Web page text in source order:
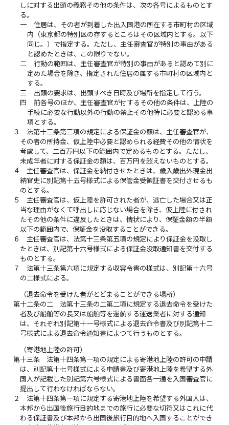
しに対する出頭の義務その他の条件は、次の各号によるものとす
る。
一
住居は、その者が到着した出入国港の所在する市町村の区域
内（東京都の特別区の存するところはその区域内とする。以下
同じ。）で指定する。ただし、主任審査官が特別の事由がある
と認めたときは、この限りでない。
二
行動の範囲は、主任審査官が特別の事由があると認めて別に
定めた場合を除き、指定された住居の属する市町村の区域内と
する。
三
出頭の要求は、出頭すべき日時及び場所を指定して行う。
四
前各号のほか、主任審査官が付するその他の条件は、上陸の
手続に必要な行動以外の行動の禁止その他特に必要と認める事
項とする。
３
法第十三条第三項の規定による保証金の額は、主任審査官が、
その者の所持金、仮上陸中必要と認められる経費その他の情状を
考慮して、二百万円以下の範囲内で定めるものとする。ただし、
未成年者に対する保証金の額は、百万円を超えないものとする。
４
主任審査官は、保証金を納付させたときは、歳入歳出外現金出
納官吏に別記第十五号様式による保管金受領証書を交付させるも
のとする。
５
主任審査官は、仮上陸を許可された者が、逃亡した場合又は正
当な理由がなくて呼出しに応じない場合を除き、仮上陸に付され
たその他の条件に違反したときは、情状により、保証金額の半額
以下の範囲内で、保証金を没取することができる。
６
主任審査官は、法第十三条第五項の規定により保証金を没取し
たときは、別記第十六号様式による保証金没取通知書を交付する
ものとする。
７
法第十三条第六項に規定する収容令書の様式は、別記第十六号
の二様式による。
（退去命令を受けた者がとどまることができる場所）
第十二条の二
法第十三条の二第二項に規定する退去命令を受けた
者及び船舶等の長又は船舶等を運航する運送業者に対する通知
は、それぞれ別記第十一号様式による退去命令書及び別記第十二
号様式による退去命令通知書によつて行うものとする。
（寄港地上陸の許可）
第十三条
法第十四条第一項の規定による寄港地上陸の許可の申請
は、別記第十七号様式による申請書及び寄港地上陸を希望する外
国人が記載した別記第六号様式による書面各一通を入国審査官に
提出して行わなければならない。
２
法第十四条第一項に規定する寄港地上陸を希望する外国人は、
本邦から出国後旅行目的地までの旅行に必要な切符又はこれに代
わる保証書及び本邦から出国後旅行目的地へ入国することができ